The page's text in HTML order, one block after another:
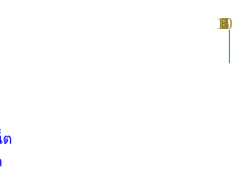
ต
1
2
3
4
5
6
7
8
9
10